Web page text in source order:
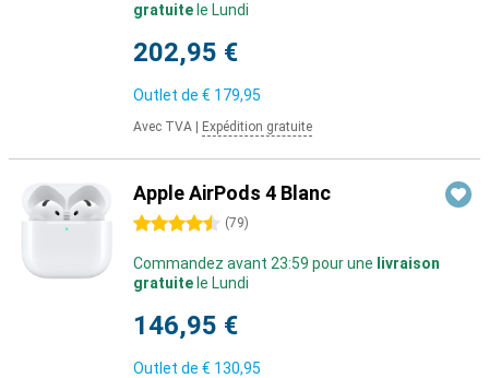
gratuite le Lundi
202,95 €
Outlet de € 179,95
Avec TVA Expédition gratuite
Apple AirPods 4 Blanc
4.5 étoiles (79)
Commandez avant 23:59 pour une livraison
gratuite le Lundi
146,95 €
Outlet de € 130,95